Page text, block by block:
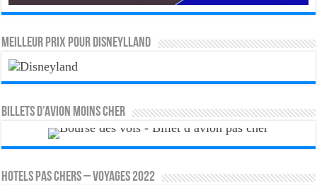
MEILLEUR PRIX POUR DISNEYLLAND
Billets d’avion moins cher
HOTELS PAS CHERS – VOYAGES 2022